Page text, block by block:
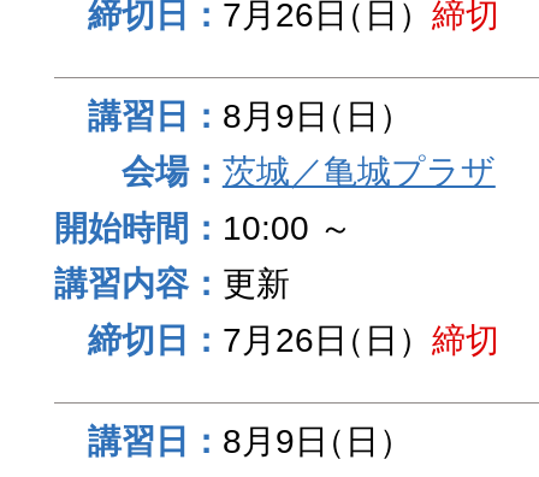
7月26日（日） 締切
8月9日（日）
茨城／亀城プラザ
10:00 ～
更新
7月26日（日） 締切
8月9日（日）